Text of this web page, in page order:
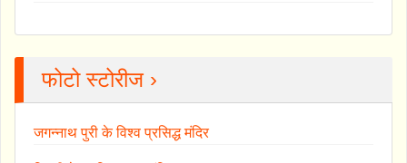
फोटो स्टोरीज ›
जगन्नाथ पुरी के विश्व प्रसिद्ध मंदिर